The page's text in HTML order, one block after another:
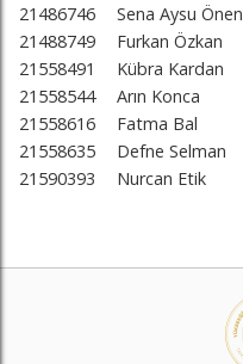
21486746
Sena Aysu Önen
21488749
Furkan Özkan
21558491
Kübra Kardan
21558544
Arın Konca
21558616
Fatma Bal
21558635
Defne Selman
21590393
Nurcan Etik